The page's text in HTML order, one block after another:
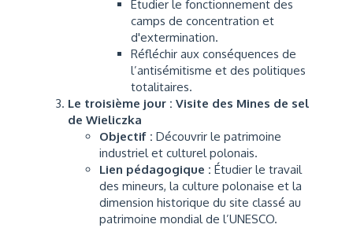
Étudier le fonctionnement des
camps de concentration et
d'extermination.
Réfléchir aux conséquences de
l’antisémitisme et des politiques
totalitaires.
Le troisième jour : Visite des Mines de sel
de Wieliczka
Objectif : Découvrir le patrimoine
industriel et culturel polonais.
Lien pédagogique : Étudier le travail
des mineurs, la culture polonaise et la
dimension historique du site classé au
patrimoine mondial de l’UNESCO.